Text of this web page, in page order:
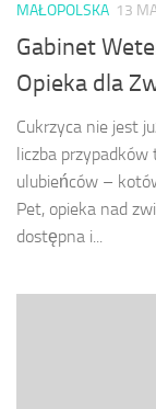
MAŁOPOLSKA 13
Gabinet
Opieka dla
Cukrzyca nie jest
liczba
ulubieńców –
Pet, opieka nad
dostępna i...